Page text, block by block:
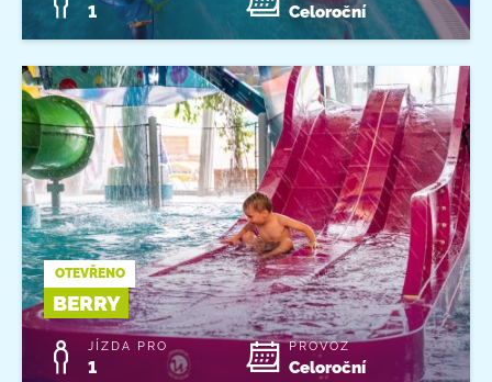
1 Celoroční
OTEVŘENO
BERRY
JÍZDA PRO
1
PROVOZ
Celoroční